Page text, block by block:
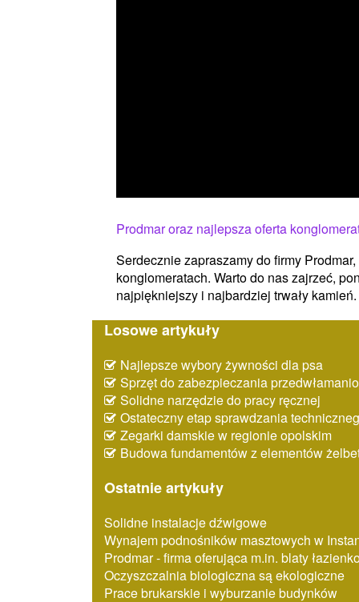
Prodmar oraz najlepsza oferta
Serdecznie zapraszamy do firmy
konglomeratach. Warto do nas zajrzeć,
najpiękniejszy i najbardziej trwały
Losowe artykuły
Najlepsze wybory żywności dla psa
Sprzęt do zabezpieczania
Solidne narzędzie do pracy ręcznej
Ostateczny etap sprawdzania
Zegarki damskie w regionie opolskim
Budowa fundamentów z elementów
Ostatnie artykuły
Solidne instalacje dźwigowe
Wynajem podnośników masztowych w
Prodmar - firma oferująca m.in. blaty
Oczyszczalnia biologiczna są ekologiczne
Prace brukarskie i wyburzanie budynków